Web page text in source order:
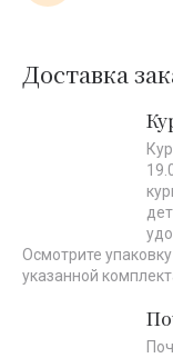
Доставка
Осмотрите
указанной